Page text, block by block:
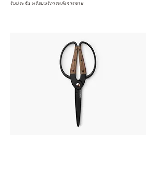
รับประกัน พร้อมบริการหลังการขาย